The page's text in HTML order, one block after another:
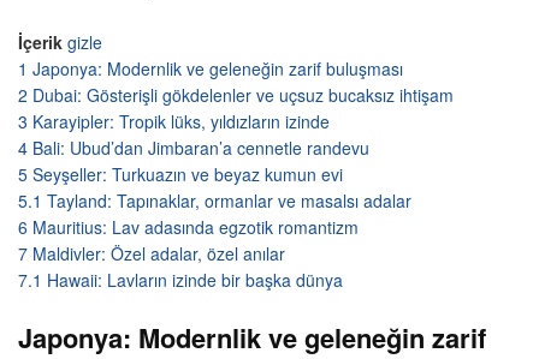
İçerik gizle
1 Japonya: Modernlik ve geleneğin zarif buluşması
2 Dubai: Gösterişli gökdelenler ve uçsuz bucaksız ihtişam
3 Karayipler: Tropik lüks, yıldızların izinde
4 Bali: Ubud’dan Jimbaran’a cennetle randevu
5 Seyşeller: Turkuazın ve beyaz kumun evi
5.1 Tayland: Tapınaklar, ormanlar ve masalsı adalar
6 Mauritius: Lav adasında egzotik romantizm
7 Maldivler: Özel adalar, özel anılar
7.1 Hawaii: Lavların izinde bir başka dünya
Japonya: Modernlik ve geleneğin zarif